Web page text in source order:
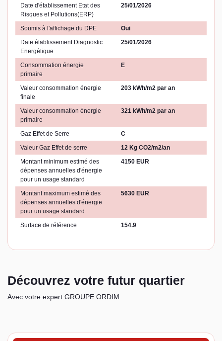
Date d'établissement Etat des
Risques et Pollutions(ERP)
25/01/2026
Soumis à l'affichage du DPE
Oui
Date établissement Diagnostic
Energétique
25/01/2026
Consommation énergie
primaire
E
Valeur consommation énergie
finale
203 kWh/m2 par an
Valeur consommation énergie
primaire
321 kWh/m2 par an
Gaz Effet de Serre
C
Valeur Gaz Effet de serre
12 Kg CO2/m2/an
Montant minimum estimé des
dépenses annuelles d'énergie
pour un usage standard
4150 EUR
Montant maximum estimé des
dépenses annuelles d'énergie
pour un usage standard
5630 EUR
Surface de référence 154.9
Découvrez votre futur quartier
Avec votre expert GROUPE ORDIM